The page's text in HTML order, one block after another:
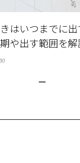
はいつまでに出
や出す範囲を解